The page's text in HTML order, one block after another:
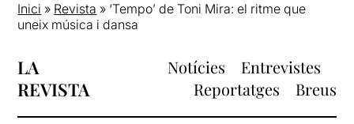
Inici » Revista » ‘Tempo’ de Toni Mira: el ritme que
uneix música i dansa
LA
REVISTA
Notícies
Entrevistes
Reportatges
Breus